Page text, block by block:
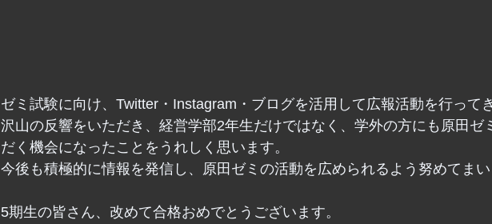
ゼミ試験に向け、Twitter・Instagram・ブログを活用して広報活動を行って
沢山の反響をいただき、経営学部2年生だけではなく、学外の方にも原田ゼ
だく機会になったことをうれしく思います。
今後も積極的に情報を発信し、原田ゼミの活動を広められるよう努めてま
5期生の皆さん、改めて合格おめでとうございます。